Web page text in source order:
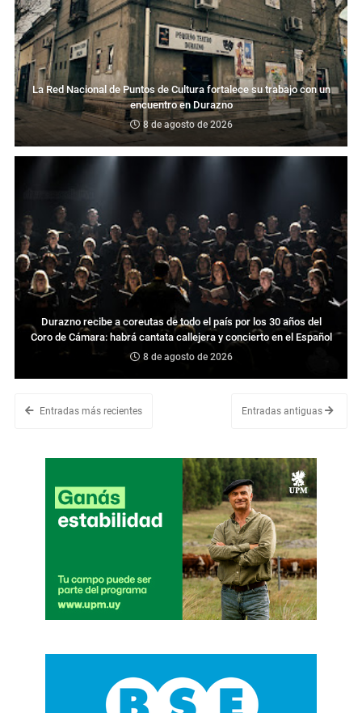
La Red Nacional de Puntos de Cultura fortalece su trabajo con un
encuentro en Durazno
8 de agosto de 2026
Durazno recibe a coreutas de todo el país por los 30 años del
Coro de Cámara: habrá cantata callejera y concierto en el Español
8 de agosto de 2026
Entradas más recientes Entradas antiguas